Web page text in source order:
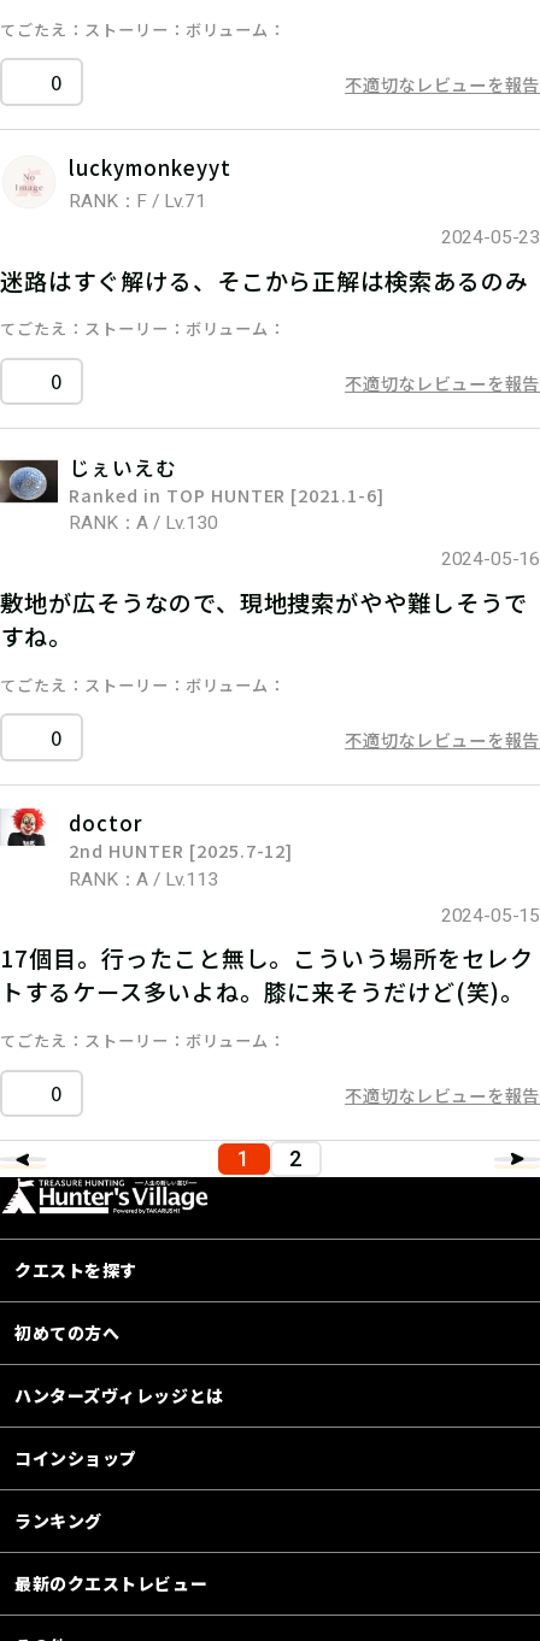
てごたえ ストーリー ボリューム
0 不適切なレビューを報告
luckymonkeyyt
RANK：F / Lv.71
2024-05-23
迷路はすぐ解ける、そこから正解は検索あるのみ
てごたえ ストーリー ボリューム
0 不適切なレビューを報告
じぇいえむ
Ranked in TOP HUNTER [2021.1-6]
RANK：A / Lv.130
2024-05-16
敷地が広そうなので、現地捜索がやや難しそうで
すね。
てごたえ ストーリー ボリューム
0 不適切なレビューを報告
doctor
2nd HUNTER [2025.7-12]
RANK：A / Lv.113
2024-05-15
17個目。行ったこと無し。こういう場所をセレク
トするケース多いよね。膝に来そうだけど(笑)。
てごたえ ストーリー ボリューム
0 不適切なレビューを報告
1 2
クエストを探す
初めての方へ
ハンターズヴィレッジとは
コインショップ
ランキング
最新のクエストレビュー